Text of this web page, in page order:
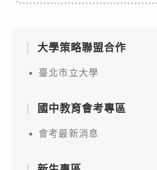
大學策略聯盟合作
臺北市立大學
國中教育會考專區
會考最新消息